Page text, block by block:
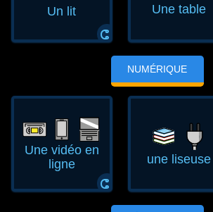
Un lit
ⵛ
Une table
NUMÉRIQUE
Une vidéo en
ligne
ⵛ
une liseuse